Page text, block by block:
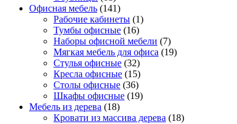
Офисная мебель (141)
Рабочие кабинеты (1)
Тумбы офисные (16)
Наборы офисной мебели (7)
Мягкая мебель для офиса (19)
Стулья офисные (32)
Кресла офисные (15)
Столы офисные (36)
Шкафы офисные (19)
Мебель из дерева (18)
Кровати из массива дерева (18)